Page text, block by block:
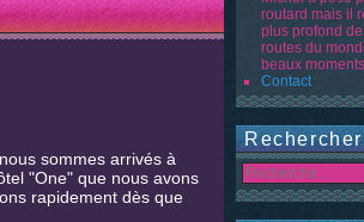
sommes arrivés à
"One" que nous avons
rapidement dès que
routard mais il
plus profond
routes du
beaux
Contact
Rechercher